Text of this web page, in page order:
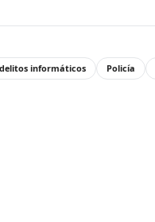
delitos informáticos Policía